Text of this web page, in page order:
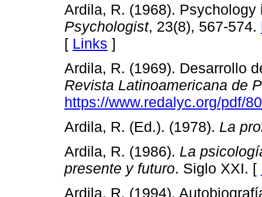
Ardila, R. (1968).
Psychologist, 23(8), 567-574.
[ Links ]
Ardila, R. (1969). Desarrollo
Revista Latinoamericana de
https://www.redalyc.org/pdf/
Ardila, R. (Ed.). (1978). La
Ardila, R. (1986). La
presente y futuro. Siglo XXI. [
Ardila, R. (1994).